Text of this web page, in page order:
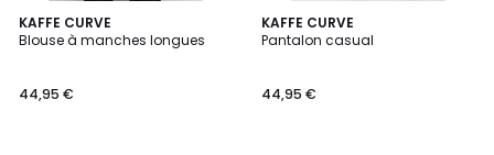
KAFFE CURVE
Blouse à manches longues
44,95 €
2
Couleurs
KAFFE CURVE
Pantalon casual
44,95 €
3
Couleurs